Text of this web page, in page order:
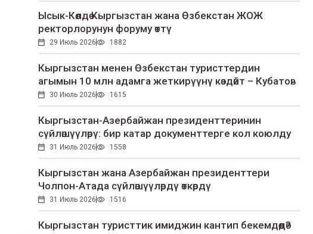
Ысык-Көлдө Кыргызстан жана Өзбекстан ЖОЖ
ректорлорунун форуму өттү
29 Июль 2026 1882
Кыргызстан менен Өзбекстан туристтердин
агымын 10 млн адамга жеткирүүнү көздөйт – Кубатов
30 Июль 2026 1615
Кыргызстан-Азербайжан президенттеринин
сүйлөшүүлөрү: бир катар документтерге кол коюлду
31 Июль 2026 1558
Кыргызстан жана Азербайжан президенттери
Чолпон-Атада сүйлөшүүлөрдү өткөрдү
31 Июль 2026 1516
Кыргызстан туристтик имиджин кантип бекемдөөдө?